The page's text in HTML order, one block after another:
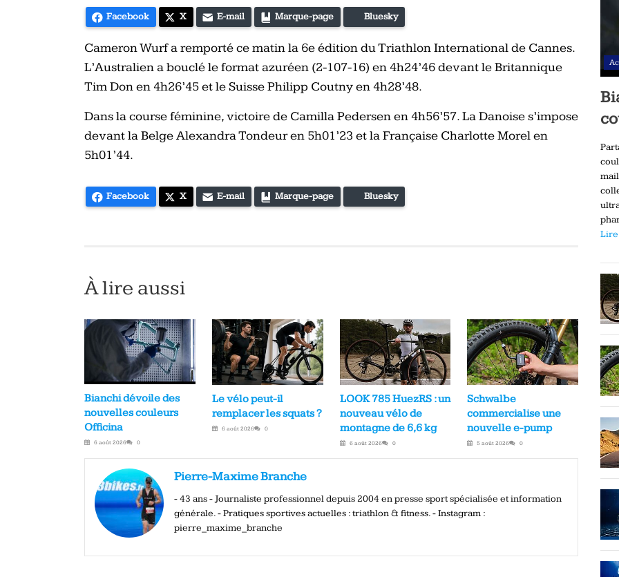
vélo
et
triathlon
Facebook X E-mail Marque-page Bluesky
Cameron Wurf a remporté ce matin la 6e édition du Triathlon International de Cannes.
L’Australien a bouclé le format azuréen (2-107-16) en 4h24’46 devant le Britannique
Tim Don en 4h26’45 et le Suisse Philipp Coutny en 4h28’48.
Dans la course féminine, victoire de Camilla Pedersen en 4h56’57. La Danoise s’impose
devant la Belge Alexandra Tondeur en 5h01’23 et la Française Charlotte Morel en
5h01’44.
Facebook X E-mail Marque-page Bluesky
À lire aussi
Bianchi dévoile des
nouvelles couleurs
Officina
6 août 2026 0
Le vélo peut-il
remplacer les squats ?
6 août 2026 0
LOOK 785 HuezRS : un
nouveau vélo de
montagne de 6,6 kg
6 août 2026 0
Schwalbe
commercialise une
nouvelle e-pump
5 août 2026 0
Pierre-Maxime Branche
- 43 ans - Journaliste professionnel depuis 2004 en presse sport spécialisée et information
générale. - Pratiques sportives actuelles : triathlon & fitness. - Instagram :
pierre_maxime_branche